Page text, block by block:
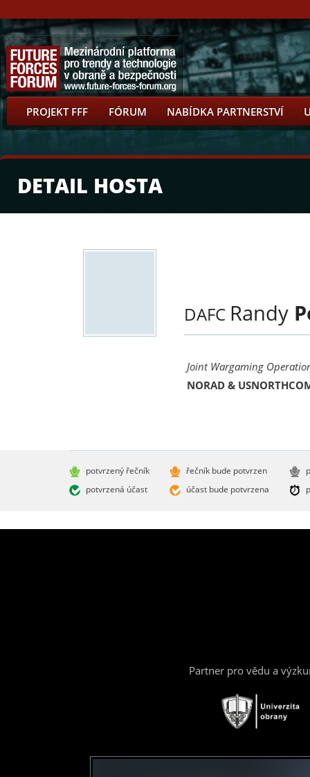
PROJEKT FFF FÓRUM NABÍDKA PARTNERSTVÍ
DETAIL HOSTA
DAFC Randy
Joint Wargaming
NORAD &
potvrzený řečník
potvrzená účast
řečník bude potvrzen
účast bude potvrzena
Partner pro vědu a